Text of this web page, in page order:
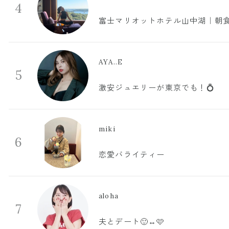
4
富士マリオットホテル山中湖｜朝
5
AYA..E
激安ジュエリーが東京でも！💍
6
miki
恋愛バライティー
7
aloha
夫とデート🙂‍↔️🩷